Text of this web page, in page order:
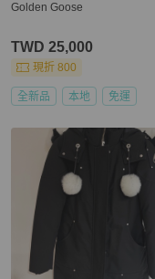
Golden Goose
TWD 25,000
現折 800
全新品 本地 免運